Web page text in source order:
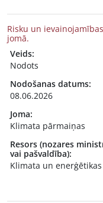
Risku un
jomā.
Veids:
Nodots
Nodošanas datums:
08.06.2026
Joma:
Klimata pārmaiņas
Resors (nozares
vai pašvaldība):
Klimata un